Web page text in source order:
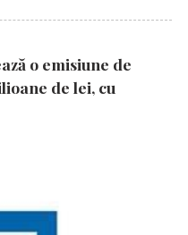
o emisiune de
de lei, cu